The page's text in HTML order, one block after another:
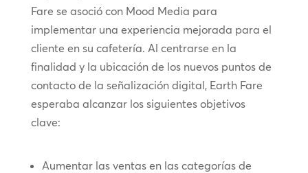
Fare se asoció con Mood Media para
implementar una experiencia mejorada para el
cliente en su cafetería. Al centrarse en la
finalidad y la ubicación de los nuevos puntos de
contacto de la señalización digital, Earth Fare
esperaba alcanzar los siguientes objetivos
clave:
Aumentar las ventas en las categorías de